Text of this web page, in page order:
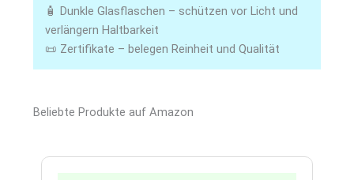
🧴 Dunkle Glasflaschen – schützen vor Licht und
verlängern Haltbarkeit
📜 Zertifikate – belegen Reinheit und Qualität
Beliebte Produkte auf Amazon